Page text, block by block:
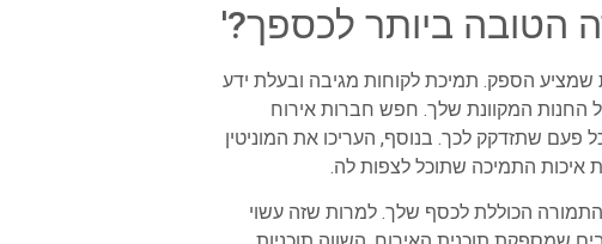
הטובה ביותר לכספך?'
שמציע הספק. תמיכת לקוחות מגיבה ובעלת ידע
החנות המקוונת שלך. חפש חברות אירוח
בכל פעם שתזדקק לכך. בנוסף, העריכו את המוניטין
איכות התמיכה שתוכל לצפות לה.
הכוללת לכסף שלך. למרות שזה עשוי